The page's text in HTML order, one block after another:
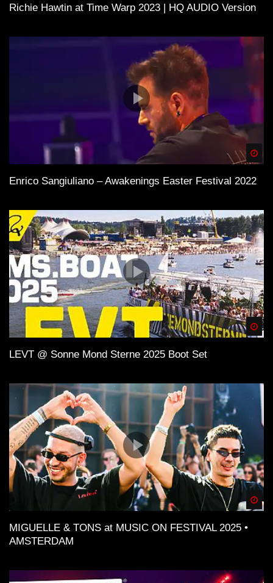
Richie Hawtin at Time Warp 2023 | HQ AUDIO Version
Enrico Sangiuliano – Awakenings Easter Festival 2022
LEVT @ Sonne Mond Sterne 2025 Boot Set
MIGUELLE & TONS at MUSIC ON FESTIVAL 2025 •
AMSTERDAM